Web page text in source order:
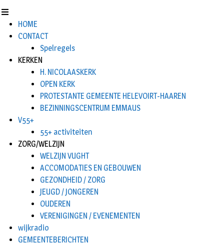
HOME
CONTACT
Spelregels
KERKEN
H. NICOLAASKERK
OPEN KERK
PROTESTANTE GEMEENTE HELEVOIRT-HAAREN
BEZINNINGSCENTRUM EMMAUS
V55+
55+ activiteiten
ZORG/WELZIJN
WELZIJN VUGHT
ACCOMODATIES EN GEBOUWEN
GEZONDHEID / ZORG
JEUGD / JONGEREN
OUDEREN
VERENIGINGEN / EVENEMENTEN
wijkradio
GEMEENTEBERICHTEN